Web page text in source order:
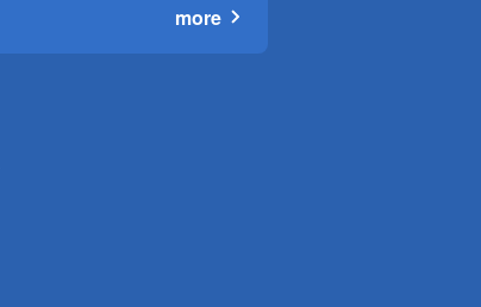
more